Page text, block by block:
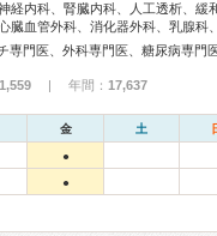
経内科、腎臓内科、人工透析、緩
臓血管外科、消化器外科、乳腺科
1,559 | 年間： 17,637
金 土
●
●